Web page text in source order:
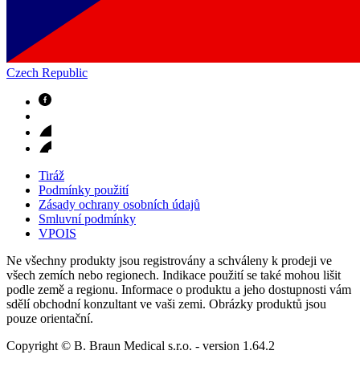
Czech Republic
Tiráž
Podmínky použití
Zásady ochrany osobních údajů
Smluvní podmínky
VPOIS
Ne všechny produkty jsou registrovány a schváleny k prodeji ve
všech zemích nebo regionech. Indikace použití se také mohou lišit
podle země a regionu. Informace o produktu a jeho dostupnosti vám
sdělí obchodní konzultant ve vaši zemi. Obrázky produktů jsou
pouze orientační.
Copyright © B. Braun Medical s.r.o. - version 1.64.2